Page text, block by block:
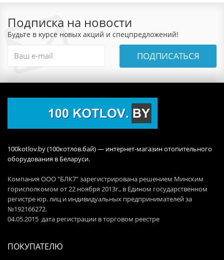
Подписка на новости
Будьте в курсе новых акций и спецпредложений!
ПОДПИСАТЬСЯ
100kotlov.by (100котлов.бай) — интернет-магазин отопительного
оборудования в Беларуси.
Компания ООО "БЛК7" зарегистрирована решением Минским
горисполкомом от 22 ноября 2013г., в Едином государственном
регистре юр. лиц и индивидуальных предпринимателей за
№192166272.
04.05.2015 дата регистрации в торговом реестре
ПОКУПАТЕЛЮ